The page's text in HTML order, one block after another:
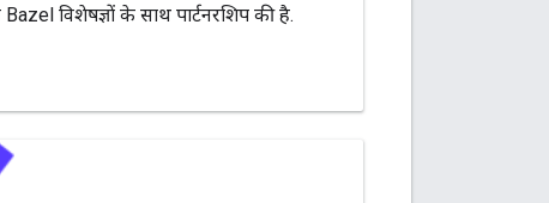
विशेषज्ञों के साथ पार्टनरशिप की है.